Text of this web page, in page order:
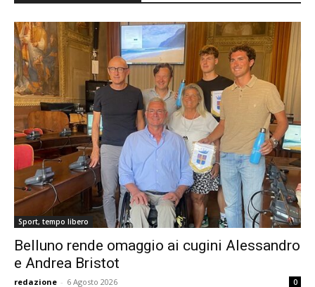
Sport, tempo libero
Belluno rende omaggio ai cugini Alessandro
e Andrea Bristot
redazione - 6 Agosto 2026 0